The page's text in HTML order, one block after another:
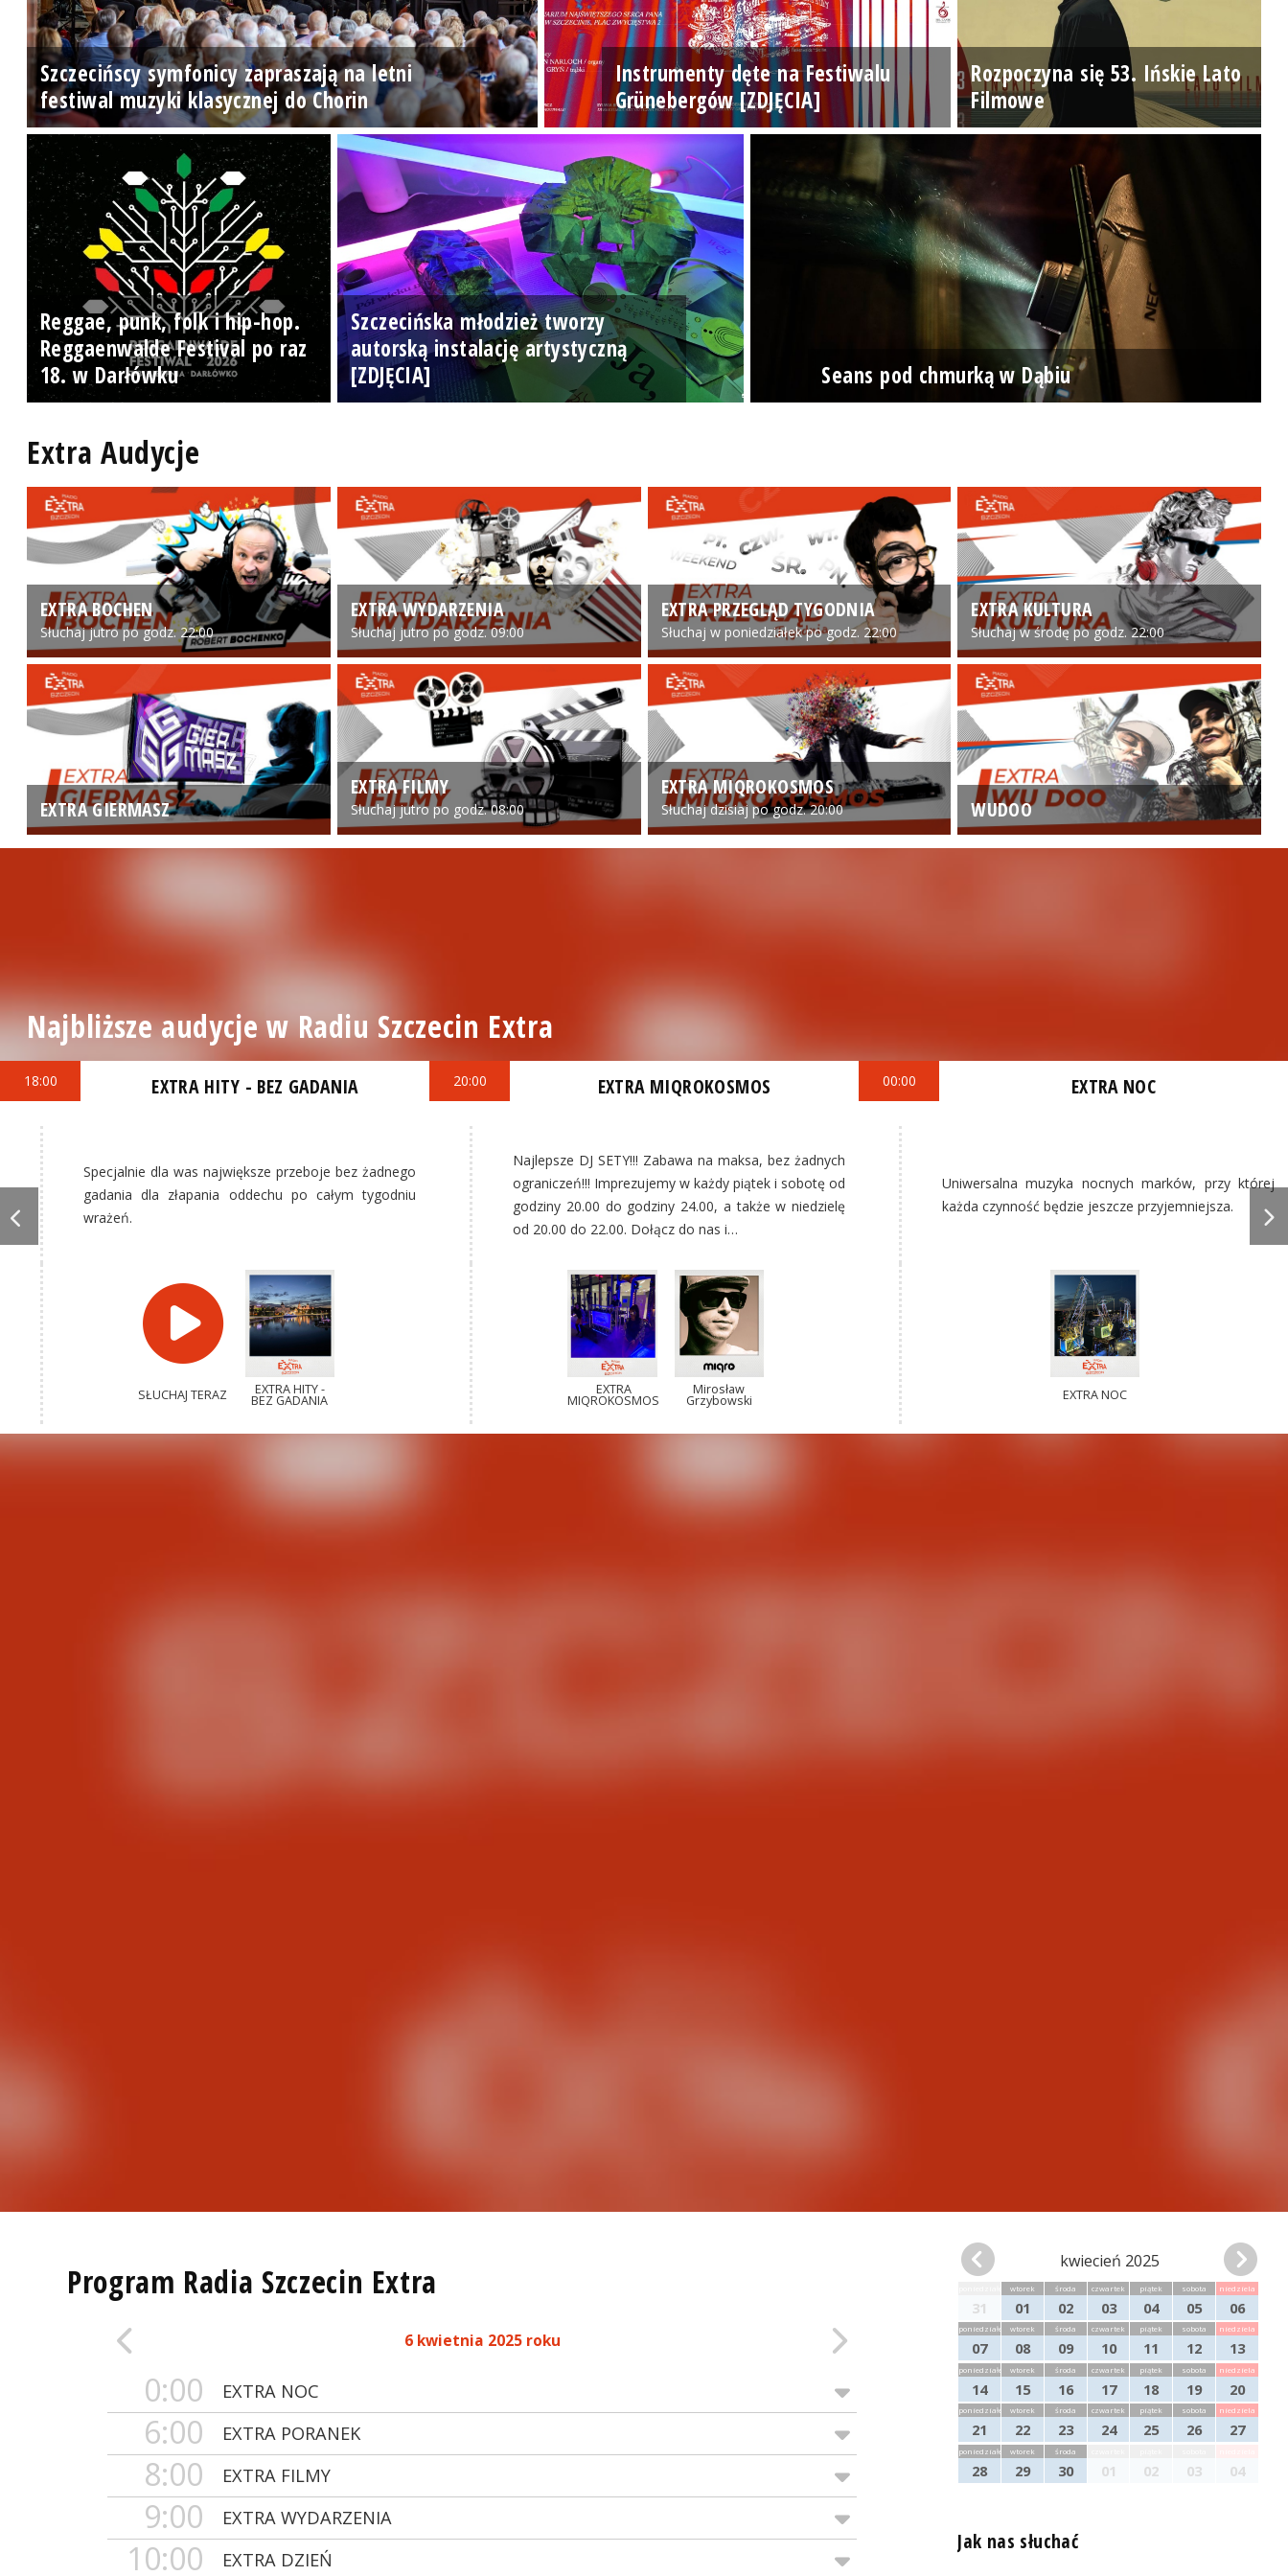
Szczecińscy symfonicy zapraszają na letni
festiwal muzyki klasycznej do Chorin
Instrumenty dęte na Festiwalu
Grünebergów [ZDJĘCIA]
Rozpoczyna się 53. Ińskie Lato
Filmowe
Reggae, punk, folk i hip-hop.
Reggaenwalde Festival po raz
18. w Darłówku
Szczecińska młodzież tworzy
autorską instalację artystyczną
[ZDJĘCIA]
Seans pod chmurką w Dąbiu
Extra Audycje
EXTRA BOCHEN
Słuchaj jutro po godz. 22:00
EXTRA WYDARZENIA
Słuchaj jutro po godz. 09:00
EXTRA PRZEGLĄD TYGODNIA
Słuchaj w poniedziałek po godz. 22:00
EXTRA KULTURA
Słuchaj w środę po godz. 22:00
EXTRA GIERMASZ
EXTRA FILMY
Słuchaj jutro po godz. 08:00
EXTRA MIQROKOSMOS
Słuchaj dzisiaj po godz. 20:00 WUDOO
Najbliższe audycje w Radiu Szczecin Extra
18:00 EXTRA HITY - BEZ GADANIA
Specjalnie dla was największe przeboje bez żadnego
gadania dla złapania oddechu po całym tygodniu
wrażeń.
SŁUCHAJ TERAZ EXTRA HITY -
BEZ GADANIA
20:00 EXTRA MIQROKOSMOS
Najlepsze DJ SETY!!! Zabawa na maksa, bez żadnych
ograniczeń!!! Imprezujemy w każdy piątek i sobotę od
godziny 20.00 do godziny 24.00, a także w niedzielę
od 20.00 do 22.00. Dołącz do nas i…
EXTRA
MIQROKOSMOS
Mirosław
Grzybowski
00:00 EXTRA NOC
Uniwersalna muzyka nocnych marków, przy której
każda czynność będzie jeszcze przyjemniejsza.
EXTRA NOC
Program Radia Szczecin Extra
6 kwietnia 2025 roku
0:00 EXTRA NOC
6:00 EXTRA PORANEK
8:00 EXTRA FILMY
9:00 EXTRA WYDARZENIA
10:00 EXTRA DZIEŃ
kwiecień 2025
31
wtorek
01
środa
02
czwartek
03
piątek
04
sobota
05
niedziela
06
poniedziałek
07
wtorek
08
środa
09
czwartek
10
piątek
11
sobota
12
niedziela
13
poniedziałek
14
wtorek
15
środa
16
czwartek
17
piątek
18
sobota
19
niedziela
20
poniedziałek
21
wtorek
22
środa
23
czwartek
24
piątek
25
sobota
26
niedziela
27
poniedziałek
28
wtorek
29
środa
30 01 02 03 04
Jak nas słuchać